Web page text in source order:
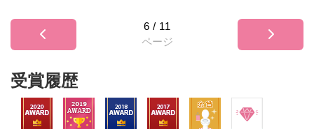
6 / 11
ページ
受賞履歴